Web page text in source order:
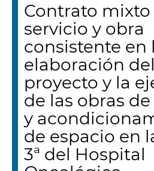
Contrato mixto
servicio y obra
consistente en
elaboración del
proyecto y la
de las obras
y
de espacio en
3ª del Hospital